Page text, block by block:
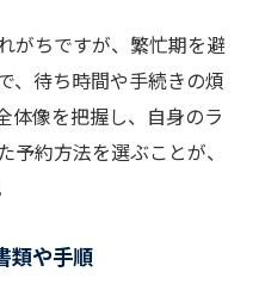
ライフを充実させる
めの比較ポイント
た失敗しない選択法
予約ポイント
続きを行うコツ
リットと注意点
がちですが、繁忙期を避
、待ち時間や手続きの煩
体像を把握し、自身のラ
約方法を選ぶことが、
類や手順